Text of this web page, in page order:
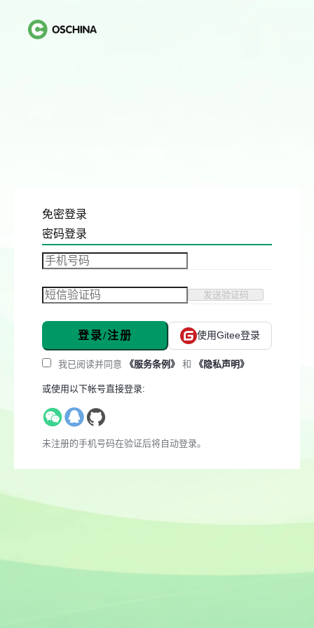
免密登录
密码登录
发送验证码
登录/注册 使用Gitee登录
我已阅读并同意 《服务条例》 和 《隐私声明》
或使用以下帐号直接登录:
未注册的手机号码在验证后将自动登录。